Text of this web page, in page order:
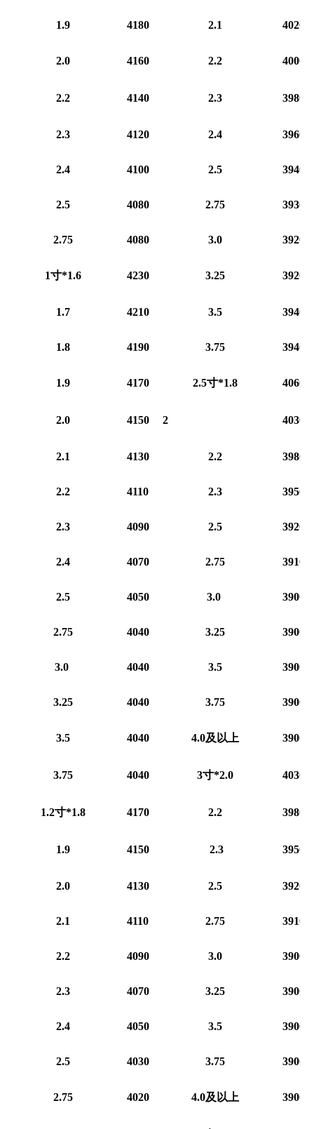
1.9 4180 2.1 4020
2.0 4160 2.2 4000
2.2 4140 2.3 3980
2.3 4120 2.4 3960
2.4 4100 2.5 3940
2.5 4080 2.75 3930
2.75 4080 3.0 3920
1寸*1.6 4230 3.25 3920
1.7 4210 3.5 3940
1.8 4190 3.75 3940
1.9 4170 2.5寸*1.8 4060
2.0 4150 2 4030
2.1 4130 2.2 3980
2.2 4110 2.3 3950
2.3 4090 2.5 3920
2.4 4070 2.75 3910
2.5 4050 3.0 3900
2.75 4040 3.25 3900
3.0 4040 3.5 3900
3.25 4040 3.75 3900
3.5 4040 4.0及以上 3900
3.75 4040 3寸*2.0 4030
1.2寸*1.8 4170 2.2 3980
1.9 4150 2.3 3950
2.0 4130 2.5 3920
2.1 4110 2.75 3910
2.2 4090 3.0 3900
2.3 4070 3.25 3900
2.4 4050 3.5 3900
2.5 4030 3.75 3900
2.75 4020 4.0及以上 3900